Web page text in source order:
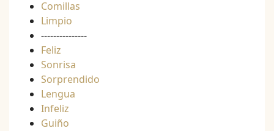
Comillas
Limpio
---------------
Feliz
Sonrisa
Sorprendido
Lengua
Infeliz
Guiño